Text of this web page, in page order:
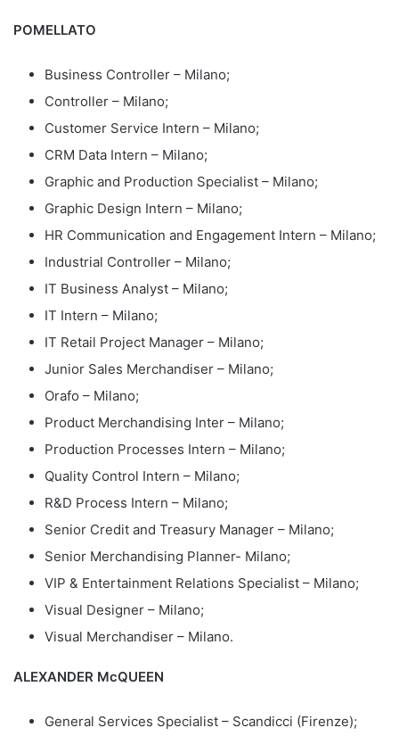
POMELLATO
Business Controller – Milano;
Controller – Milano;
Customer Service Intern – Milano;
CRM Data Intern – Milano;
Graphic and Production Specialist – Milano;
Graphic Design Intern – Milano;
HR Communication and Engagement Intern – Milano;
Industrial Controller – Milano;
IT Business Analyst – Milano;
IT Intern – Milano;
IT Retail Project Manager – Milano;
Junior Sales Merchandiser – Milano;
Orafo – Milano;
Product Merchandising Inter – Milano;
Production Processes Intern – Milano;
Quality Control Intern – Milano;
R&D Process Intern – Milano;
Senior Credit and Treasury Manager – Milano;
Senior Merchandising Planner- Milano;
VIP & Entertainment Relations Specialist – Milano;
Visual Designer – Milano;
Visual Merchandiser – Milano.
ALEXANDER McQUEEN
General Services Specialist – Scandicci (Firenze);